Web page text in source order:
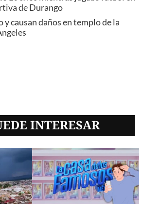
de Durango
y causan daños en templo de la
INTERESAR